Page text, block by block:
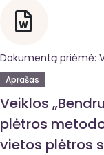
Dokumentą priėmė:
Aprašas
Veiklos
plėtros
vietos plėtros